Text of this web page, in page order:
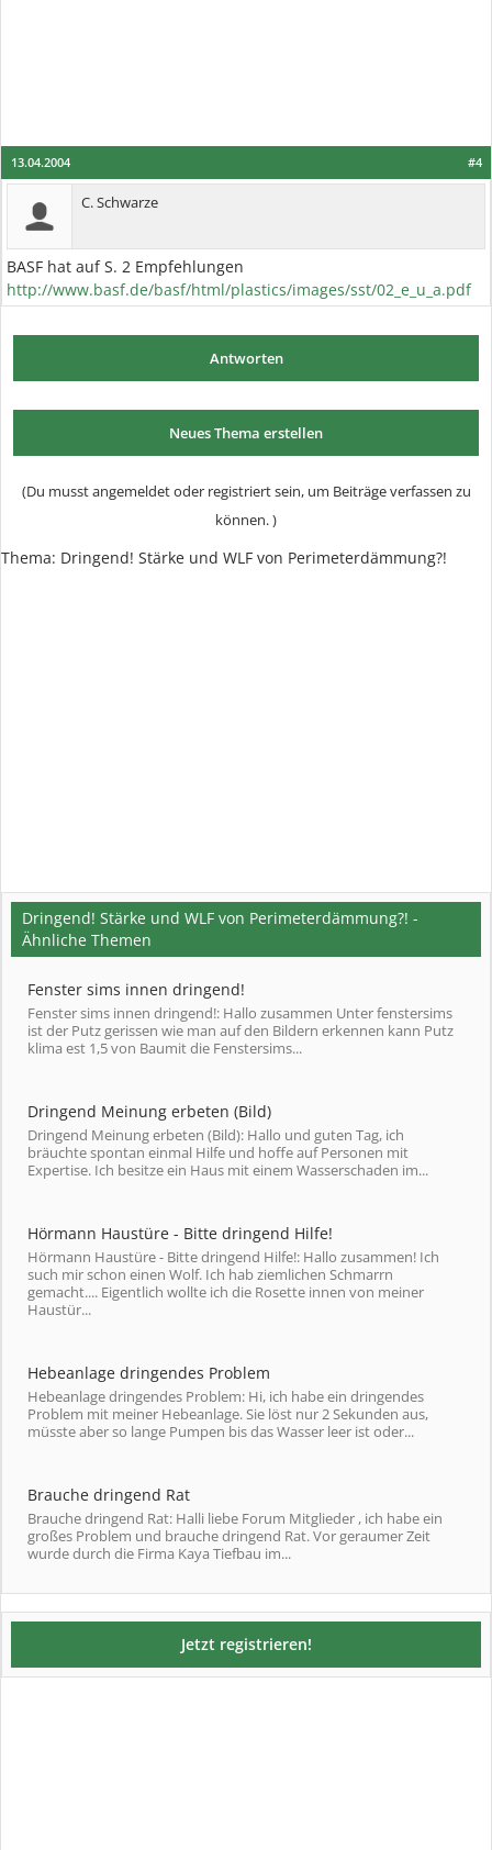
#4
13.04.2004
C. Schwarze
BASF hat auf S. 2 Empfehlungen
http://www.basf.de/basf/html/plastics/images/sst/02_e_u_a.pdf
Antworten
Neues Thema erstellen
(Du musst angemeldet oder registriert sein, um Beiträge verfassen zu
können. )
Thema: Dringend! Stärke und WLF von Perimeterdämmung?!
Dringend! Stärke und WLF von Perimeterdämmung?! -
Ähnliche Themen
Fenster sims innen dringend!
Fenster sims innen dringend!: Hallo zusammen Unter fenstersims
ist der Putz gerissen wie man auf den Bildern erkennen kann Putz
klima est 1,5 von Baumit die Fenstersims...
Dringend Meinung erbeten (Bild)
Dringend Meinung erbeten (Bild): Hallo und guten Tag, ich
bräuchte spontan einmal Hilfe und hoffe auf Personen mit
Expertise. Ich besitze ein Haus mit einem Wasserschaden im...
Hörmann Haustüre - Bitte dringend Hilfe!
Hörmann Haustüre - Bitte dringend Hilfe!: Hallo zusammen! Ich
such mir schon einen Wolf. Ich hab ziemlichen Schmarrn
gemacht.... Eigentlich wollte ich die Rosette innen von meiner
Haustür...
Hebeanlage dringendes Problem
Hebeanlage dringendes Problem: Hi, ich habe ein dringendes
Problem mit meiner Hebeanlage. Sie löst nur 2 Sekunden aus,
müsste aber so lange Pumpen bis das Wasser leer ist oder...
Brauche dringend Rat
Brauche dringend Rat: Halli liebe Forum Mitglieder , ich habe ein
großes Problem und brauche dringend Rat. Vor geraumer Zeit
wurde durch die Firma Kaya Tiefbau im...
Jetzt registrieren!